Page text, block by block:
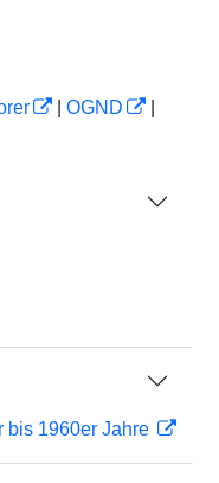
OGND
bis 1960er Jahre